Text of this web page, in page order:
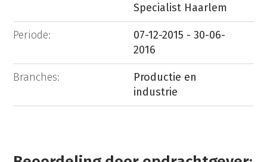
Specialist Haarlem
Periode:
07-12-2015 - 30-06-
2016
Branches:
Productie en
industrie